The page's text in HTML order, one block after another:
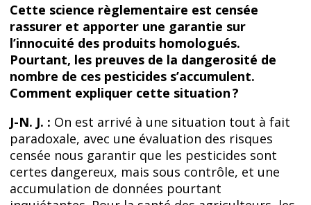
Cette science règlementaire est censée
rassurer et apporter une garantie sur
l’innocuité des produits homologués.
Pourtant, les preuves de la dangerosité de
nombre de ces pesticides s’accumulent.
Comment expliquer cette situation ?
J-N. J. : On est arrivé à une situation tout à fait
paradoxale, avec une évaluation des risques
censée nous garantir que les pesticides sont
certes dangereux, mais sous contrôle, et une
accumulation de données pourtant